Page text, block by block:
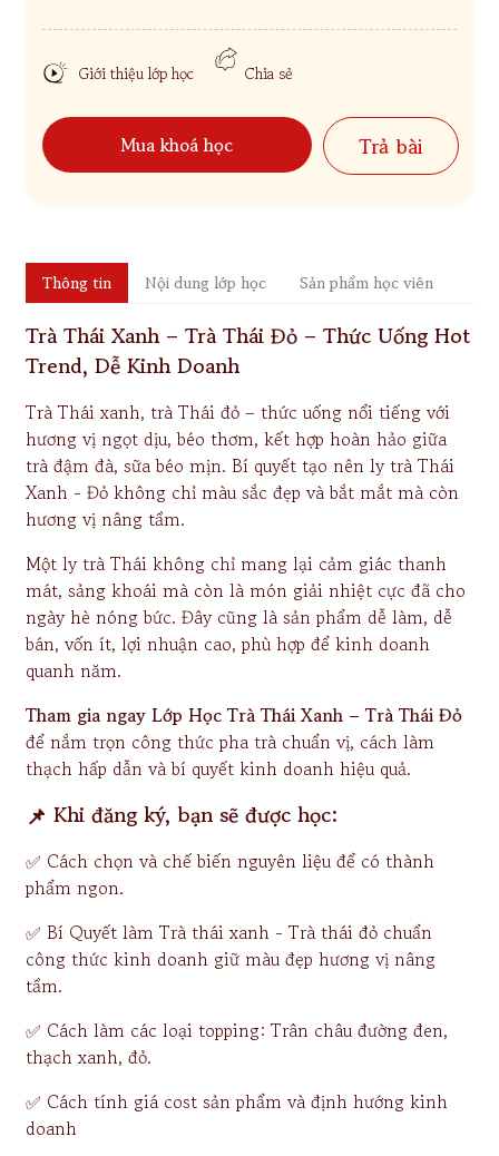
Giới thiệu lớp học Chia sẻ
Mua khoá học Trả bài
Thông tin Nội dung lớp học Sản phẩm học viên
Trà Thái Xanh – Trà Thái Đỏ – Thức Uống Hot
Trend, Dễ Kinh Doanh
Trà Thái xanh, trà Thái đỏ – thức uống nổi tiếng với
hương vị ngọt dịu, béo thơm, kết hợp hoàn hảo giữa
trà đậm đà, sữa béo mịn. Bí quyết tạo nên ly trà Thái
Xanh - Đỏ không chỉ màu sắc đẹp và bắt mắt mà còn
hương vị nâng tầm.
Một ly trà Thái không chỉ mang lại cảm giác thanh
mát, sảng khoái mà còn là món giải nhiệt cực đã cho
ngày hè nóng bức. Đây cũng là sản phẩm dễ làm, dễ
bán, vốn ít, lợi nhuận cao, phù hợp để kinh doanh
quanh năm.
Tham gia ngay Lớp Học Trà Thái Xanh – Trà Thái Đỏ
để nắm trọn công thức pha trà chuẩn vị, cách làm
thạch hấp dẫn và bí quyết kinh doanh hiệu quả.
📌 Khi đăng ký, bạn sẽ được học:
✅ Cách chọn và chế biến nguyên liệu để có thành
phẩm ngon.
✅ Bí Quyết làm Trà thái xanh - Trà thái đỏ chuẩn
công thức kinh doanh giữ màu đẹp hương vị nâng
tầm.
✅ Cách làm các loại topping: Trân châu đường đen,
thạch xanh, đỏ.
✅ Cách tính giá cost sản phẩm và định hướng kinh
doanh